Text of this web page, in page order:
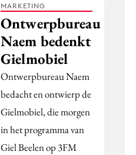
MARKETING
Ontwerpbureau
Naem bedenkt
Gielmobiel
Ontwerpbureau Naem
bedacht en ontwierp de
Gielmobiel, die morgen
in het programma van
Giel Beelen op 3FM